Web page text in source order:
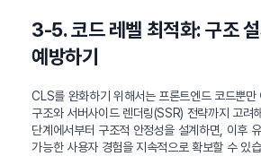
3-5. 코드 레벨 최적화: 구조
예방하기
CLS를 완화하기 위해서는 프론트엔드 코드뿐
구조와 서버사이드 렌더링(SSR) 전략까지 고려
단계에서부터 구조적 안정성을 설계하면, 이후
가능한 사용자 경험을 지속적으로 확보할 수 있